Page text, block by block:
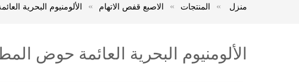
منزل المنتجات الاصبع قفص الاتهام الألومنيوم البحرية
الألومنيوم البحرية العائمة حوض